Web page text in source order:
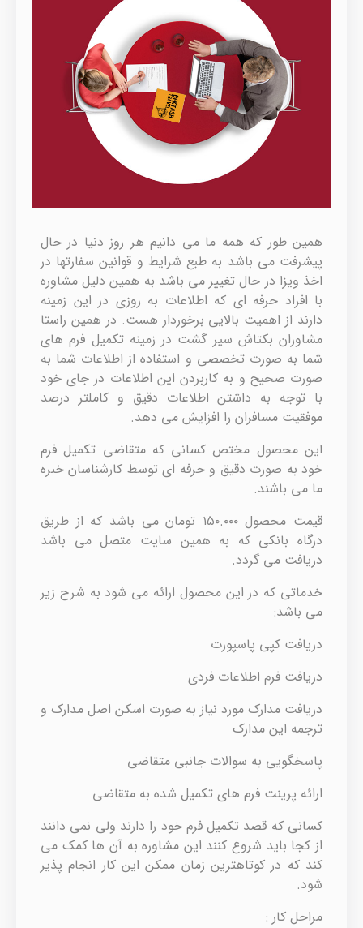
همین طور که همه ما می دانیم هر روز دنیا در حال
پیشرفت می باشد به طبع شرایط و قوانین سفارتها در
اخذ ویزا در حال تغییر می باشد به همین دلیل مشاوره
با افراد حرفه ای که اطلاعات به روزی در این زمینه
دارند از اهمیت بالایی برخوردار هست. در همین راستا
مشاوران بکتاش سیر گشت در زمینه تکمیل فرم های
شما به صورت تخصصی و استفاده از اطلاعات شما به
صورت صحیح و به کاربردن این اطلاعات در جای خود
با توجه به داشتن اطلاعات دقیق و کاملتر درصد
موفقیت مسافران را افزایش می دهد.
این محصول مختص کسانی که متقاضی تکمیل فرم
خود به صورت دقیق و حرفه ای توسط کارشناسان خبره
ما می باشند.
قیمت محصول ۱۵۰.۰۰۰ تومان می باشد که از طریق
درگاه بانکی که به همین سایت متصل می باشد
دریافت می گردد.
خدماتی که در این محصول ارائه می شود به شرح زیر
می باشد:
دریافت کپی پاسپورت
دریافت فرم اطلاعات فردی
دریافت مدارک مورد نیاز به صورت اسکن اصل مدارک و
ترجمه این مدارک
پاسخگویی به سوالات جانبی متقاضی
ارائه پرینت فرم های تکمیل شده به متقاضی
کسانی که قصد تکمیل فرم خود را دارند ولی نمی دانند
از کجا باید شروع کنند این مشاوره به آن ها کمک می
کند که در کوتاهترین زمان ممکن این کار انجام پذیر
شود.
مراحل کار :